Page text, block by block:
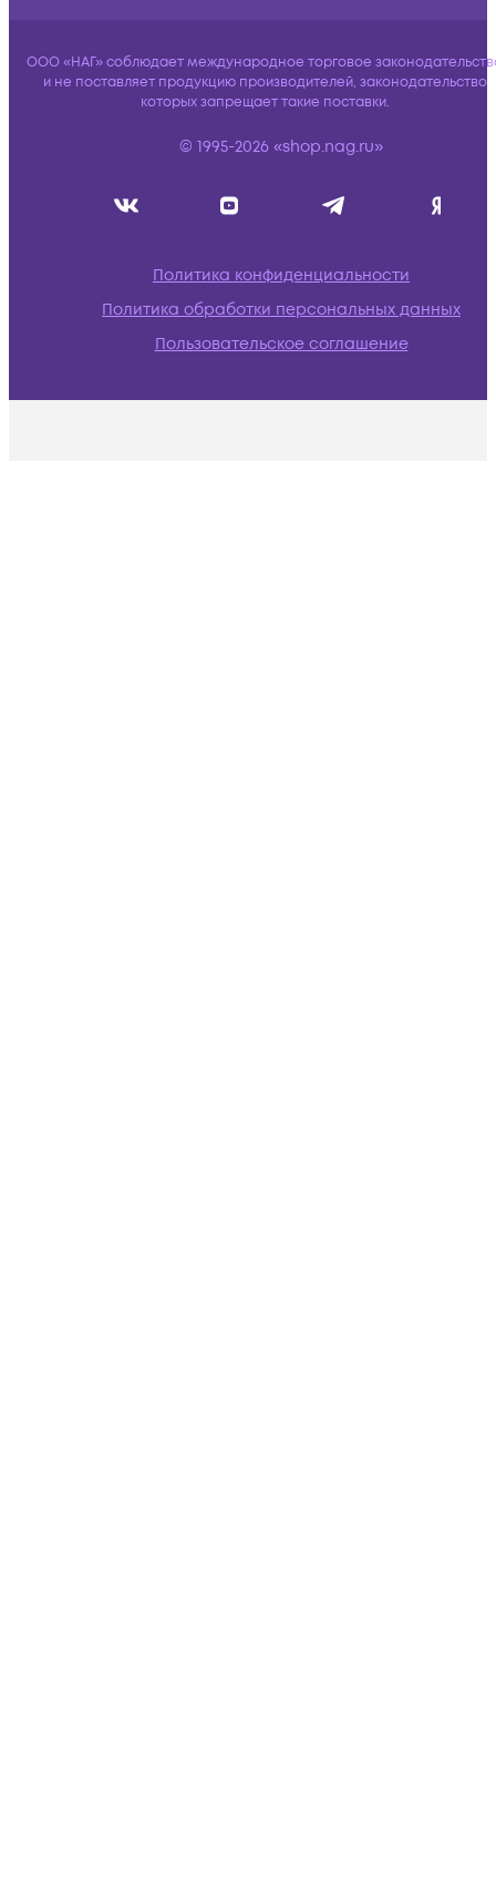
ООО «НАГ» соблюдает международное торговое
и не поставляет продукцию производителей, законодательство
которых запрещает такие поставки.
© 1995-2026 «shop.nag.ru»
Политика конфиденциальности
Политика обработки персональных данных
Пользовательское соглашение